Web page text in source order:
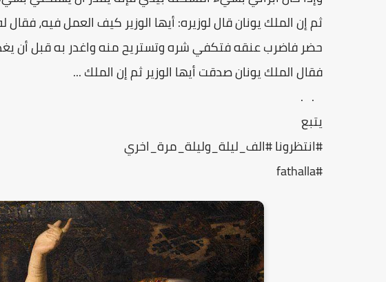
ثم إن الملك يونان قال لوزيره: أيها الوزير كيف العمل فيه،
حضر فاضرب عنقه فتكفي شره وتستريح منه واغدر به قبل أن
فقال الملك يونان صدقت أيها الوزير ثم إن الملك ...
. .
يتبع
#انتظرونا #الف_ليلة_وليلة_مرة_اخري
#fathalla